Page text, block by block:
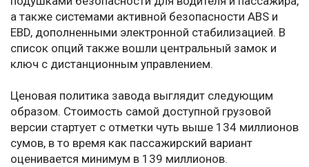
а также системами активной безопасности ABS и
EBD, дополненными электронной стабилизацией. В
список опций также вошли центральный замок и
ключ с дистанционным управлением.
Ценовая политика завода выглядит следующим
образом. Стоимость самой доступной грузовой
версии стартует с отметки чуть выше 134 миллионов
сумов, в то время как пассажирский вариант
оценивается минимум в 139 миллионов.